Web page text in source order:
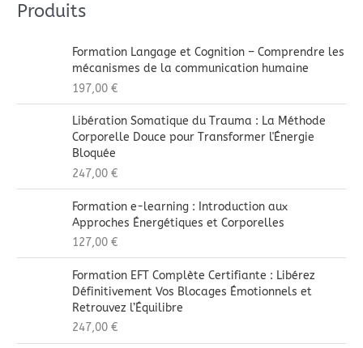
Produits
Formation Langage et Cognition – Comprendre les
mécanismes de la communication humaine
197,00€
Libération Somatique du Trauma : La Méthode
Corporelle Douce pour Transformer l'Énergie
Bloquée
247,00€
Formation e-learning : Introduction aux
Approches Énergétiques et Corporelles
127,00€
Formation EFT Complète Certifiante : Libérez
Définitivement Vos Blocages Émotionnels et
Retrouvez l’Équilibre
247,00€